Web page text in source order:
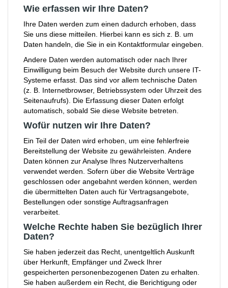
Wie erfassen wir Ihre Daten?
Ihre Daten werden zum einen dadurch erhoben, dass
Sie uns diese mitteilen. Hierbei kann es sich z. B. um
Daten handeln, die Sie in ein Kontaktformular eingeben.
Andere Daten werden automatisch oder nach Ihrer
Einwilligung beim Besuch der Website durch unsere IT-
Systeme erfasst. Das sind vor allem technische Daten
(z. B. Internetbrowser, Betriebssystem oder Uhrzeit des
Seitenaufrufs). Die Erfassung dieser Daten erfolgt
automatisch, sobald Sie diese Website betreten.
Wofür nutzen wir Ihre Daten?
Ein Teil der Daten wird erhoben, um eine fehlerfreie
Bereitstellung der Website zu gewährleisten. Andere
Daten können zur Analyse Ihres Nutzerverhaltens
verwendet werden. Sofern über die Website Verträge
geschlossen oder angebahnt werden können, werden
die übermittelten Daten auch für Vertragsangebote,
Bestellungen oder sonstige Auftragsanfragen
verarbeitet.
Welche Rechte haben Sie bezüglich Ihrer
Daten?
Sie haben jederzeit das Recht, unentgeltlich Auskunft
über Herkunft, Empfänger und Zweck Ihrer
gespeicherten personenbezogenen Daten zu erhalten.
Sie haben außerdem ein Recht, die Berichtigung oder